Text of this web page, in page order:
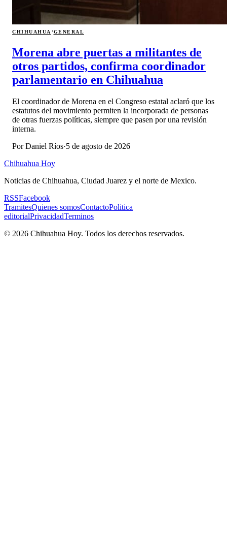
CHIHUAHUA ·GENERAL
Morena abre puertas a militantes de
otros partidos, confirma coordinador
parlamentario en Chihuahua
El coordinador de Morena en el Congreso estatal aclaró que los
estatutos del movimiento permiten la incorporada de personas
de otras fuerzas políticas, siempre que pasen por una revisión
interna.
PorDaniel Ríos·5 de agosto de 2026
Chihuahua Hoy
Noticias de Chihuahua, Ciudad Juarez y el norte de Mexico.
RSSFacebook
TramitesQuienes somosContactoPolitica
editorialPrivacidadTerminos
© 2026 Chihuahua Hoy. Todos los derechos reservados.